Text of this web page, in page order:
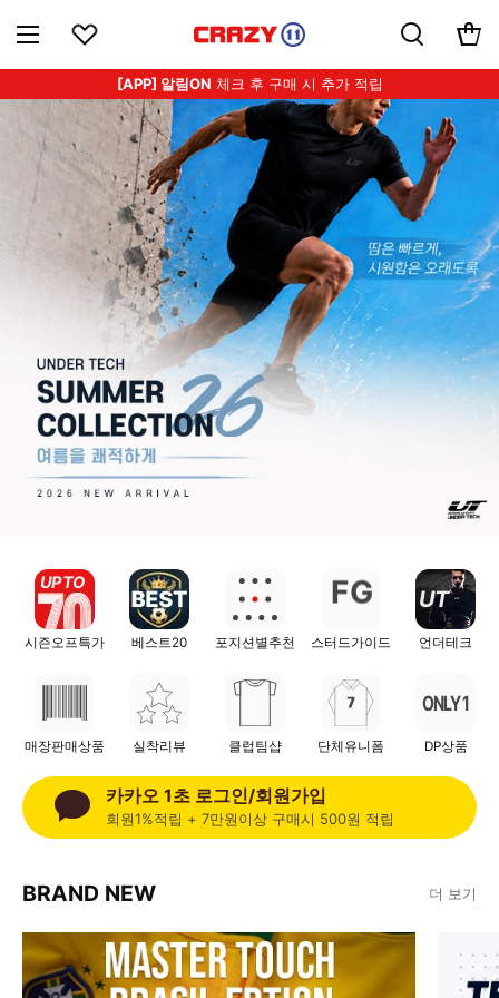
[APP] 알림ON 체크 후 구매 시 추가 적립
UP TO
시즌오프특가 베스트20 포지션별추천
FG
스터드가이드
UT
언더테크
매장판매상품 실착리뷰 클럽팀샵 단체유니폼
ONLY 1
DP상품
카카오 1초 로그인/회원가입
회원1%적립 + 7만원이상 구매시 500원 적립
BRAND NEW 더 보기